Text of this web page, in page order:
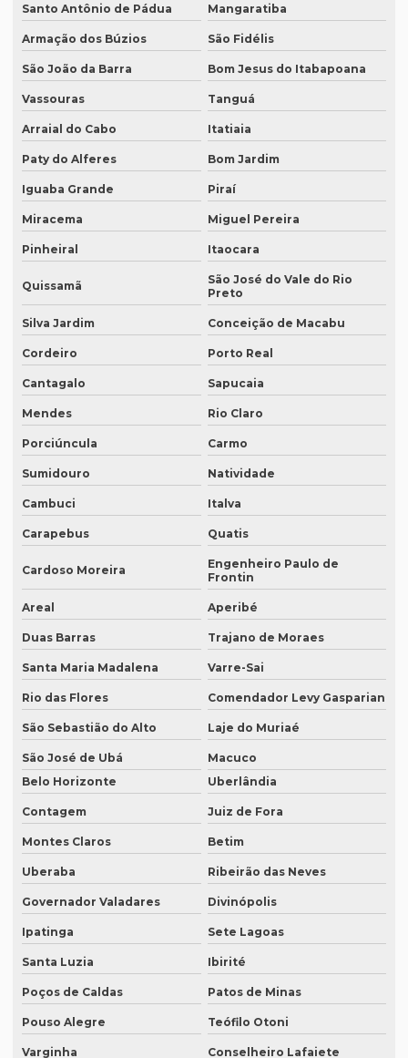
Empresa que traduz textos jurídicos
Empresa que traduz textos jurídicos em campinas
Empresa que traduz textos jurídicos em fortaleza
Empresa que transcreve áudios em porto alegre
Empresa de revisão de textos em espanhol
Empresa de revisão de textos em francês
Empresa de revisão de textos em português
Empresa de revisão de textos técnicos
Empresa de tradução de artigos
Empresa de tradução de artigos em fortaleza
Empresa de tradução de artigos em inglês
Empresa de tradução de artigos no rio de janeiro
Empresa de tradução de artigos no rj
Empresa de tradução de artigos em porto alegre
Empresa de tradução de artigos em recife
Empresa de tradução de artigos em sp
Empresa de tradução brasil
Empresa de tradução campinas
Empresa de tradução de documentos
Empresa tradução espanhol
Empresa de tradução especializada
Empresa de tradução especializada em brasília
Empresa de tradução especializada em recife
Empresa de tradução para eventos
Empresa de tradução em ingles
Empresa de tradução ingles portugues
Empresa tradução japonês
Empresa de tradução juramentada
Empresa de tradução juramentada para diplomas
Empresa de tradução juramentada para diplomas em brasília
Santo Antônio de Pádua Mangaratiba
Armação dos Búzios São Fidélis
São João da Barra Bom Jesus do Itabapoana
Vassouras Tanguá
Arraial do Cabo Itatiaia
Paty do Alferes Bom Jardim
Iguaba Grande Piraí
Miracema Miguel Pereira
Pinheiral Itaocara
Quissamã
São José do Vale do Rio
Preto
Silva Jardim Conceição de Macabu
Cordeiro Porto Real
Cantagalo Sapucaia
Mendes Rio Claro
Porciúncula Carmo
Sumidouro Natividade
Cambuci Italva
Carapebus Quatis
Cardoso Moreira
Engenheiro Paulo de
Frontin
Areal Aperibé
Duas Barras Trajano de Moraes
Santa Maria Madalena Varre-Sai
Rio das Flores Comendador Levy Gasparian
São Sebastião do Alto Laje do Muriaé
São José de Ubá
Macuco
Belo Horizonte
Uberlândia
Contagem Juiz de Fora
Montes Claros Betim
Uberaba Ribeirão das Neves
Governador Valadares Divinópolis
Ipatinga Sete Lagoas
Santa Luzia Ibirité
Poços de Caldas Patos de Minas
Pouso Alegre Teófilo Otoni
Varginha Conselheiro Lafaiete